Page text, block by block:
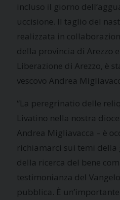
incluso il giorno
uccisione. Il taglio del
realizzata in
della provincia di Arezzo
Liberazione di Arezzo, è
vescovo Andrea
“La peregrinatio delle
Livatino nella nostra
Andrea Migliavacca – è
richiamarci sui temi della
della ricerca del bene
testimonianza del
pubblica. È